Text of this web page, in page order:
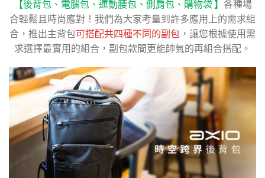
【後背包、電腦包、運動腰包、側肩包、購物袋 】 各種場
合輕鬆且時尚應對！我們為大家考量到許多應用上的需求組
合，推出主背包可搭配共四種不同的副包 ，讓您根據使用需
求選擇最實用的組合，副包款間更能帥氣的再組合搭配。